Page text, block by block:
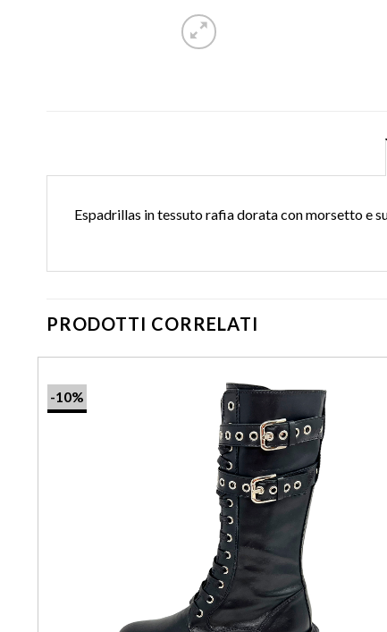
Espadrillas in tessuto rafia dorata con morsetto e
PRODOTTI CORRELATI
-10%